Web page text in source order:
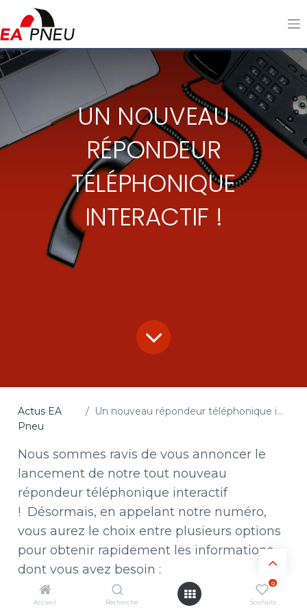
Accueil Recherche
0
Souhaits
UN NOUVEAU
RÉPONDEUR
TÉLÉPHONIQUE
INTERACTIF !
Actus EA
Pneu
Un nouveau répondeur téléphonique interactif !
Nous sommes ravis de vous annoncer le
lancement de notre tout nouveau
répondeur téléphonique interactif
! Désormais, en appelant notre numéro,
vous aurez le choix entre plusieurs options
pour obtenir rapidement les informations
dont vous avez besoin :
Pour connaître nos horaires d’ouverture et